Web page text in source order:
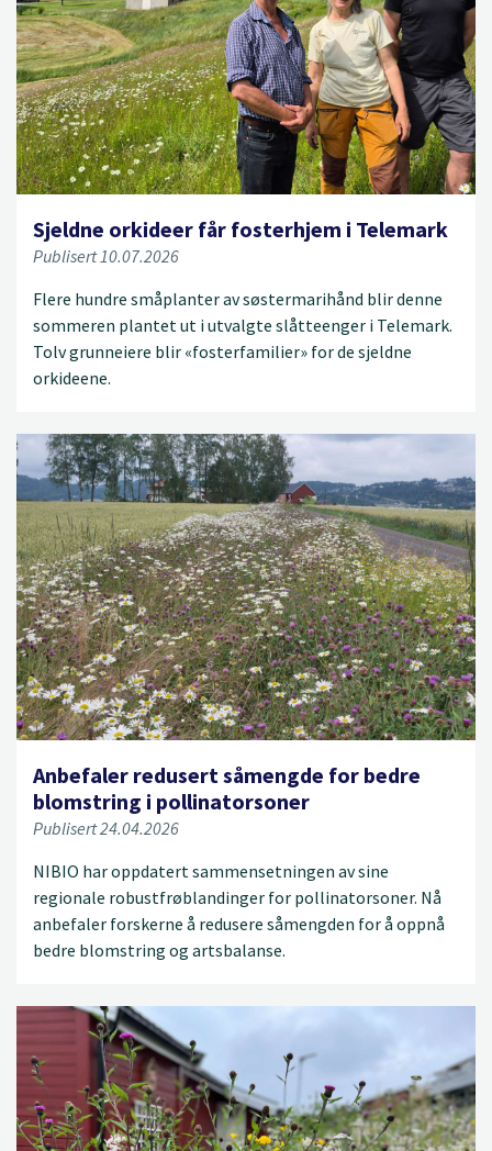
Sjeldne orkideer får fosterhjem i Telemark
Publisert 10.07.2026
Flere hundre småplanter av søstermarihånd blir denne
sommeren plantet ut i utvalgte slåtteenger i Telemark.
Tolv grunneiere blir «fosterfamilier» for de sjeldne
orkideene.
Anbefaler redusert såmengde for bedre
blomstring i pollinatorsoner
Publisert 24.04.2026
NIBIO har oppdatert sammensetningen av sine
regionale robustfrøblandinger for pollinatorsoner. Nå
anbefaler forskerne å redusere såmengden for å oppnå
bedre blomstring og artsbalanse.